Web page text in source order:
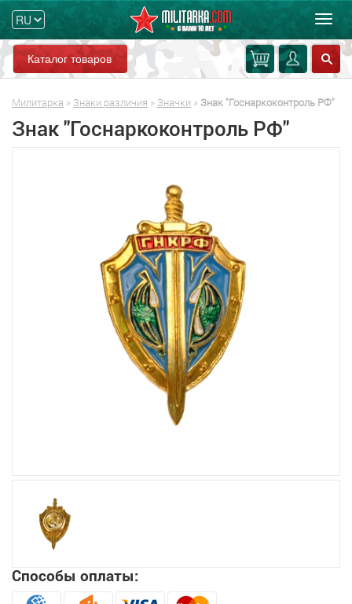
Каталог товаров
Милитарка » Знаки различия » Значки » Знак "Госнаркоконтроль РФ"
Знак "Госнаркоконтроль РФ"
Способы оплаты: